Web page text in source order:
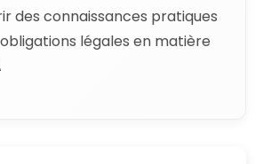
des connaissances pratiques
légales en matière